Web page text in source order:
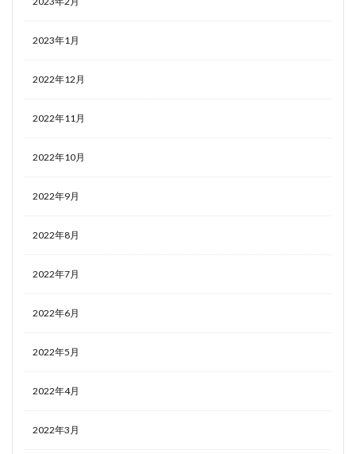
2023年1月
2022年12月
2022年11月
2022年10月
2022年9月
2022年8月
2022年7月
2022年6月
2022年5月
2022年4月
2022年3月